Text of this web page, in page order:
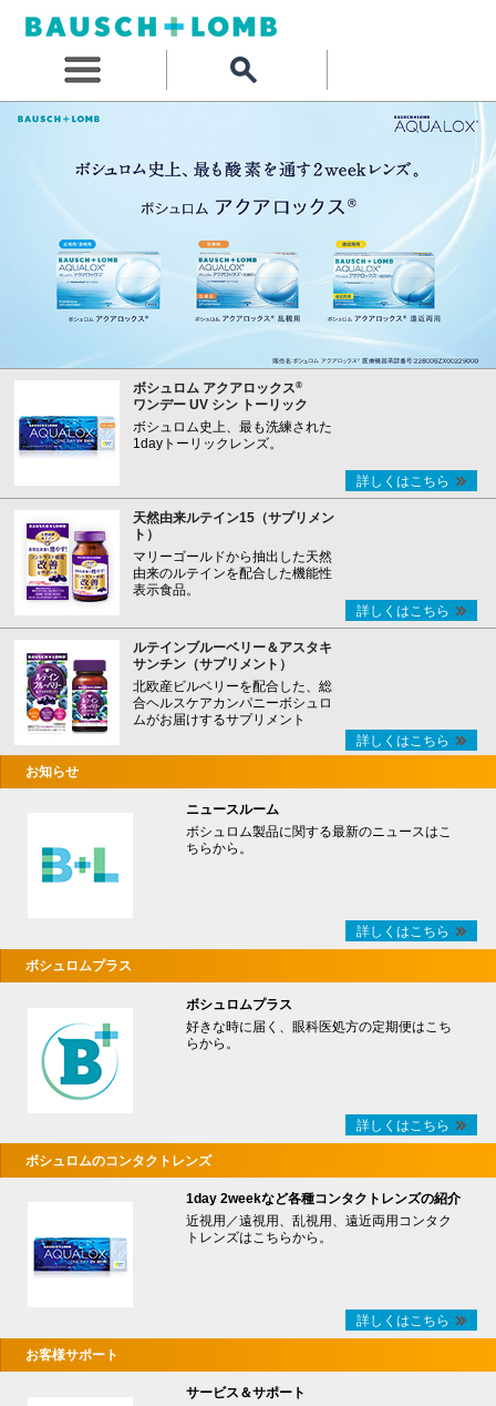
ボシュロム アクアロックス®
ワンデー UV シン トーリック
ボシュロム史上、最も洗練された
1dayトーリックレンズ。
詳しくはこちら
天然由来ルテイン15（サプリメン
ト）
マリーゴールドから抽出した天然
由来のルテインを配合した機能性
表示食品。
詳しくはこちら
ルテインブルーベリー＆アスタキ
サンチン（サプリメント）
北欧産ビルベリーを配合した、総
合ヘルスケアカンパニーボシュロ
ムがお届けするサプリメント
詳しくはこちら
お知らせ
ニュースルーム
ボシュロム製品に関する最新のニュースはこ
ちらから。
詳しくはこちら
ボシュロムプラス
ボシュロムプラス
好きな時に届く、眼科医処方の定期便はこち
らから。
詳しくはこちら
ボシュロムのコンタクトレンズ
1day 2weekなど各種コンタクトレンズの紹介
近視用／遠視用、乱視用、遠近両用コンタク
トレンズはこちらから。
詳しくはこちら
お客様サポート
サービス＆サポート